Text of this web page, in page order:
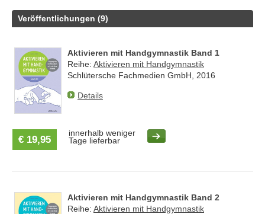
Veröffentlichungen (9)
Aktivieren mit Handgymnastik Band 1
Reihe: Aktivieren mit Handgymnastik
Schlütersche Fachmedien GmbH, 2016
Details
€ 19,95
innerhalb weniger
Tage lieferbar
Aktivieren mit Handgymnastik Band 2
Reihe: Aktivieren mit Handgymnastik